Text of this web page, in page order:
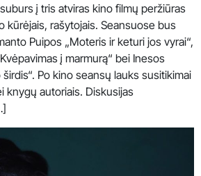
į tris atviras kino filmų peržiūras
kūrėjais, rašytojais. Seansuose bus
Puipos „Moteris ir keturi jos vyrai“,
į marmurą“ bei Inesos
Po kino seansų lauks susitikimai
knygų autoriais. Diskusijas